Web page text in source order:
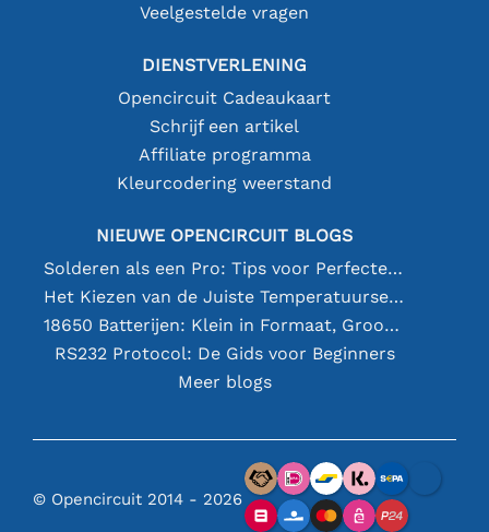
Veelgestelde vragen
DIENSTVERLENING
Opencircuit Cadeaukaart
Schrijf een artikel
Affiliate programma
Kleurcodering weerstand
NIEUWE OPENCIRCUIT BLOGS
Solderen als een Pro: Tips voor Perfecte Elektronische Verbindingen
Het Kiezen van de Juiste Temperatuursensor [youtube]
18650 Batterijen: Klein in Formaat, Groot in Prestatie
RS232 Protocol: De Gids voor Beginners
Meer blogs
© Opencircuit 2014 - 2026